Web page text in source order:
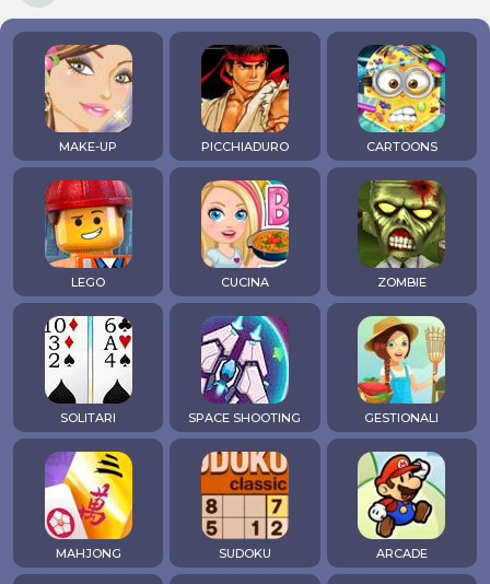
MAKE-UP PICCHIADURO CARTOONS
LEGO CUCINA ZOMBIE
SOLITARI SPACE SHOOTING GESTIONALI
MAHJONG SUDOKU ARCADE